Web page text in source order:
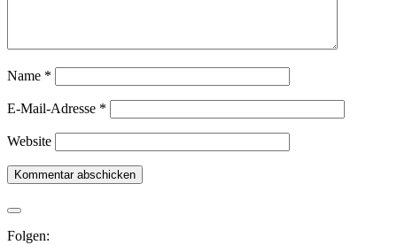
Name *
E-Mail-Adresse *
Website
Folgen: